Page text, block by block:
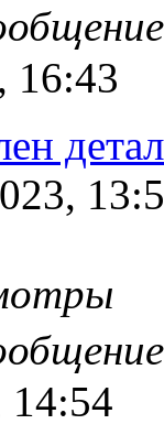
16:43
14:54